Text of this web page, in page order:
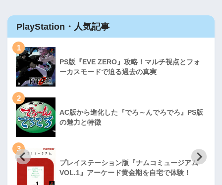
PlayStation・人気記事
1
PS版『EVE ZERO』攻略！マルチ視点とフォ
ーカスモードで迫る過去の真実
2
AC版から進化した『でろ～んでろでろ』PS版
の魅力と特徴
3
プレイステーション版『ナムコミュージアム
VOL.1』アーケード黄金期を自宅で体験！